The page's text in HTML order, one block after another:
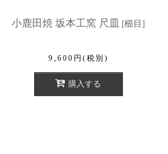
小鹿田焼 坂本工窯 尺皿 [櫛目]
9,600 円 (税別)
購入する